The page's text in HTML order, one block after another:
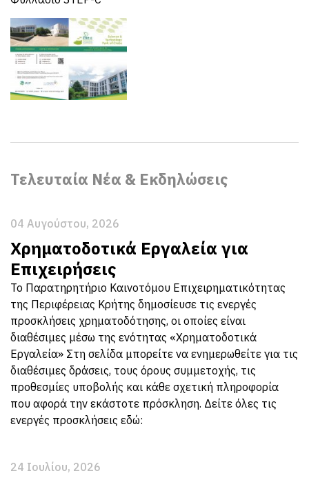
Τελευταία Νέα & Εκδηλώσεις
04 Αυγούστου, 2026
Χρηματοδοτικά Εργαλεία για
Επιχειρήσεις
Το Παρατηρητήριο Καινοτόμου Επιχειρηματικότητας
της Περιφέρειας Κρήτης δημοσίευσε τις ενεργές
προσκλήσεις χρηματοδότησης, οι οποίες είναι
διαθέσιμες μέσω της ενότητας «Χρηματοδοτικά
Εργαλεία» Στη σελίδα μπορείτε να ενημερωθείτε για τις
διαθέσιμες δράσεις, τους όρους συμμετοχής, τις
προθεσμίες υποβολής και κάθε σχετική πληροφορία
που αφορά την εκάστοτε πρόσκληση. Δείτε όλες τις
ενεργές προσκλήσεις εδώ:
24 Ιουλίου, 2026